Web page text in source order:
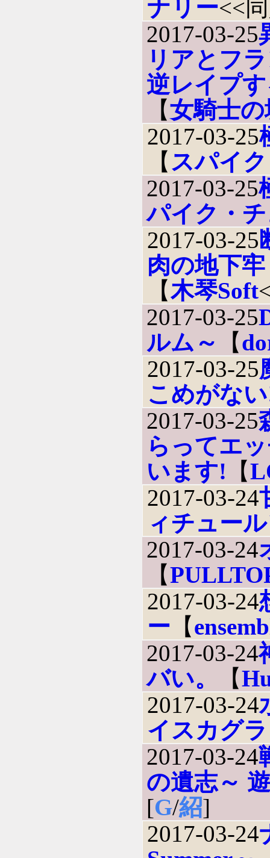
ナリー<<
2017-03-25
リアとフ
逆レイプ
【女騎士の
2017-03-25
【 スパイ
2017-03-25
パイク・
2017-03-25
肉の地下
【木琴Soft
2017-03-25
ルム～
【
2017-03-25
こめがな
2017-03-25
らってエ
います! 【
2017-03-24
ィチュー
2017-03-24
【
2017-03-24
ー 【
2017-03-24
バい。
【
2017-03-24
イスカグラ
2017-03-24
の遺志～
[G/紹]
2017-03-24